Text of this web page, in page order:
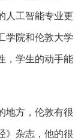
人工智能专业更
学院和伦敦大学
，学生的动手能
地方，伦敦有很
》杂志，他的很